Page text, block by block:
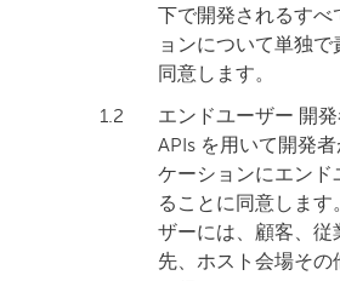
下で開発されるす
ョンについて単独
同意します。
1.2
エンドユーザー 開
APIs を用いて開発
ケーションにエンド
ることに同意します
ザーには、顧客、従
先、ホスト会場その